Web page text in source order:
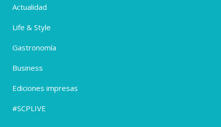
Actualidad
Life & Style
Gastronomía
Business
Ediciones impresas
#SCPLIVE